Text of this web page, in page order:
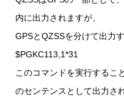
内に出力されますが、
GPSとQZSSを分けて出力す
$PGKC113,1*31
このコマンドを実行するこ
のセンテンスとして出力さ